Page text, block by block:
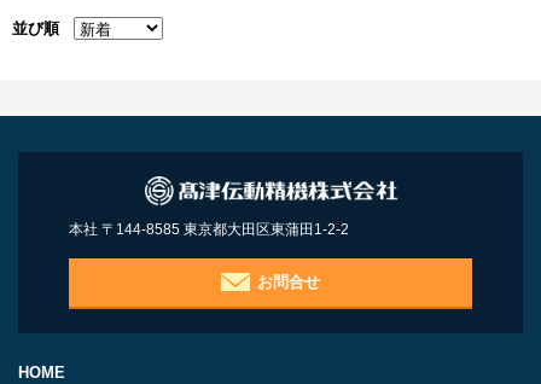
並び順
本社 〒144-8585 東京都大田区東蒲田1-2-2
お問合せ
HOME